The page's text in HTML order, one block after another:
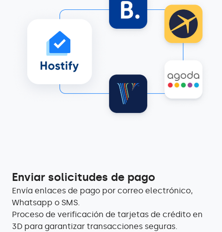
Enviar solicitudes de pago
Envía enlaces de pago por correo electrónico,
Whatsapp o SMS.
Proceso de verificación de tarjetas de crédito en
3D para garantizar transacciones seguras.